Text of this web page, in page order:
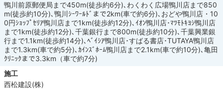
鴨川前原郵便局まで450m(徒歩約6分)､わくわく広場鴨川店まで850
m(徒歩約10分)､鴨川ｼｰﾜｰﾙﾄﾞまで2km(車で約6分)､おどや鴨川店・10
0円ｼｮｯﾌﾟｾﾘｱ鴨川店まで1km(徒歩約12分)､ｲｵﾝ鴨川店･ﾏﾂﾓﾄｷﾖｼ鴨川店
まで1km(徒歩約12分)､千葉銀行まで800m(徒歩約10分)､千葉興業銀
行まで1.1km(徒歩約14分)､ﾍﾞｲｼｱ鴨川店･すばる書店･TUTAYA鴨川店
まで1.3km(車で約5分)､ｶｲﾝｽﾞﾎｰﾑ鴨川店まで2.1km(車で約10分)､亀田
ｸﾘﾆｯｸまで3.3km（車で約7分)
施工
西松建設(株)